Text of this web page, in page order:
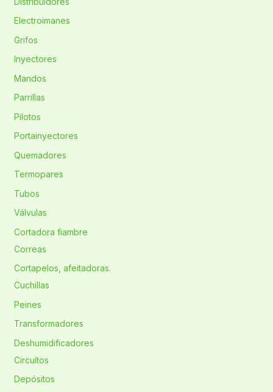
Electroimanes
Grifos
Inyectores
Mandos
Parrillas
Pilotos
Portainyectores
Quemadores
Termopares
Tubos
Válvulas
Cortadora fiambre
Correas
Cortapelos, afeitadoras.
Cuchillas
Peines
Transformadores
Deshumidificadores
Circuítos
Depósitos